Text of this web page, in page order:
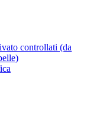
controllati (da